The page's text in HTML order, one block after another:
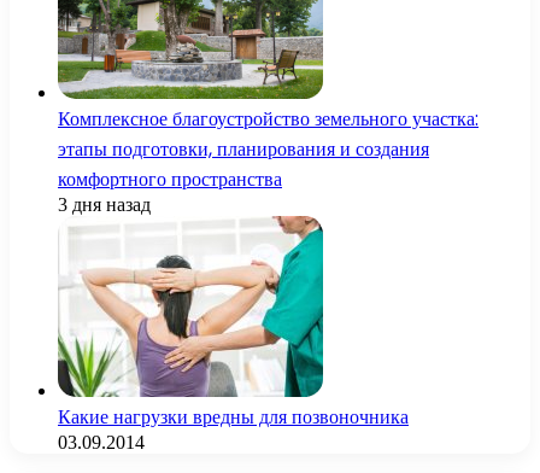
Комплексное благоустройство земельного участка:
этапы подготовки, планирования и создания
комфортного пространства
3 дня назад
Какие нагрузки вредны для позвоночника
03.09.2014